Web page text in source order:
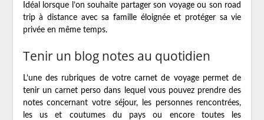
Idéal lorsque l’on souhaite partager son voyage ou son road
trip à distance avec sa famille éloignée et protéger sa vie
privée en même temps.
Tenir un blog notes au quotidien
L’une des rubriques de votre carnet de voyage permet de
tenir un carnet perso dans lequel vous pouvez prendre des
notes concernant votre séjour, les personnes rencontrées,
les us et coutumes du pays ou encore toutes les